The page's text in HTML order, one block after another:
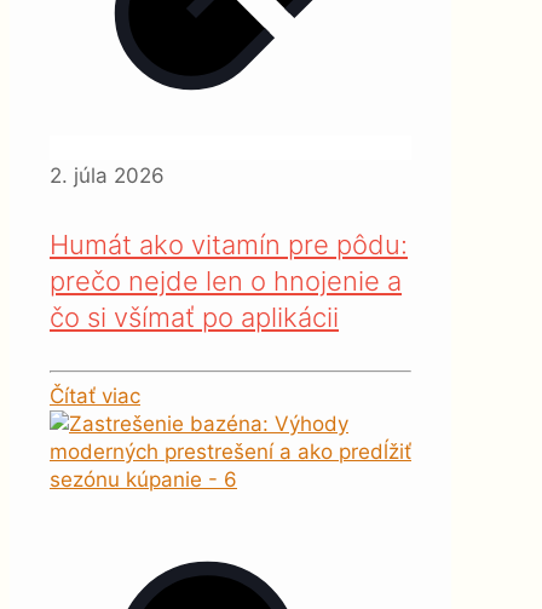
2. júla 2026
Humát ako vitamín pre pôdu:
prečo nejde len o hnojenie a
čo si všímať po aplikácii
Čítať viac